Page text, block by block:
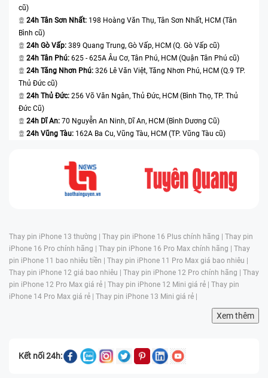
cũ)
24h Tân Sơn Nhất: 198 Hoàng Văn Thụ, Tân Sơn Nhất, HCM (Tân
Bình cũ)
24h Gò Vấp: 389 Quang Trung, Gò Vấp, HCM (Q. Gò Vấp cũ)
24h Tân Phú: 625 - 625A Âu Cơ, Tân Phú, HCM (Quận Tân Phú cũ)
24h Tăng Nhơn Phú: 326 Lê Văn Việt, Tăng Nhơn Phú, HCM (Q.9 TP.
Thủ Đức cũ)
24h Thủ Đức: 256 Võ Văn Ngân, Thủ Đức, HCM (Bình Thọ, TP. Thủ
Đức Cũ)
24h Dĩ An: 70 Nguyễn An Ninh, Dĩ An, HCM (Bình Dương Cũ)
24h Vũng Tàu: 162A Ba Cu, Vũng Tàu, HCM (TP. Vũng Tàu cũ)
Thay pin iPhone 13 thường | Thay pin iPhone 16 Plus chính hãng | Thay pin
iPhone 16 Pro chính hãng | Thay pin iPhone 16 Pro Max chính hãng | Thay
pin iPhone 11 bao nhiêu tiền | Thay pin iPhone 11 Pro Max giá bao nhiêu |
Thay pin iPhone 12 giá bao nhiêu | Thay pin iPhone 12 Pro chính hãng | Thay
pin iPhone 12 Pro Max giá rẻ | Thay pin iPhone 12 Mini giá rẻ | Thay pin
iPhone 14 Pro Max giá rẻ | Thay pin iPhone 13 Mini giá rẻ |
Xem thêm
Kết nối 24h: